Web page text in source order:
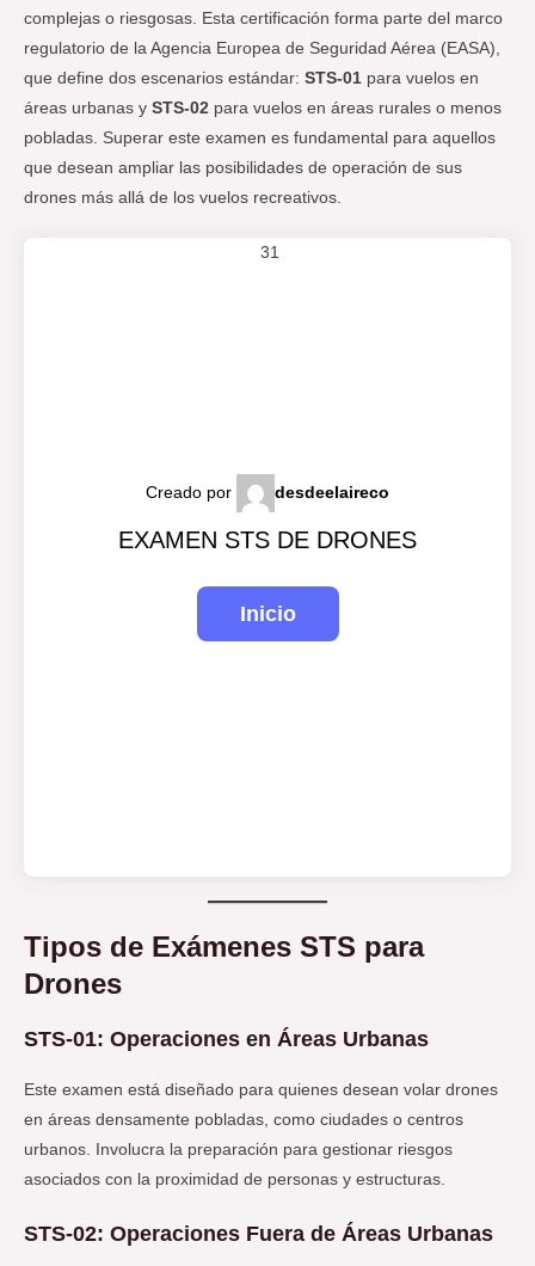
complejas o riesgosas. Esta certificación forma parte del marco
regulatorio de la Agencia Europea de Seguridad Aérea (EASA),
que define dos escenarios estándar: STS-01 para vuelos en
áreas urbanas y STS-02 para vuelos en áreas rurales o menos
pobladas. Superar este examen es fundamental para aquellos
que desean ampliar las posibilidades de operación de sus
drones más allá de los vuelos recreativos.
31
Creado por desdeelaireco
EXAMEN STS DE DRONES
Tipos de Exámenes STS para
Drones
STS-01: Operaciones en Áreas Urbanas
Este examen está diseñado para quienes desean volar drones
en áreas densamente pobladas, como ciudades o centros
urbanos. Involucra la preparación para gestionar riesgos
asociados con la proximidad de personas y estructuras.
STS-02: Operaciones Fuera de Áreas Urbanas